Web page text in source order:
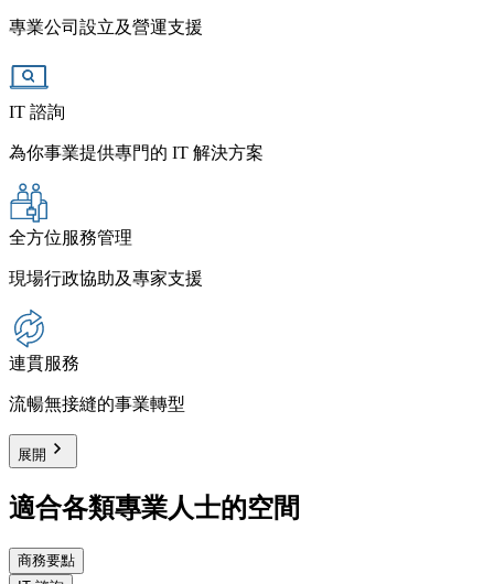
專業公司設立及營運支援
IT 諮詢
為你事業提供專門的 IT 解決方案
全方位服務管理
現場行政協助及專家支援
連貫服務
流暢無接縫的事業轉型
展開
適合各類專業人士的空間
商務要點